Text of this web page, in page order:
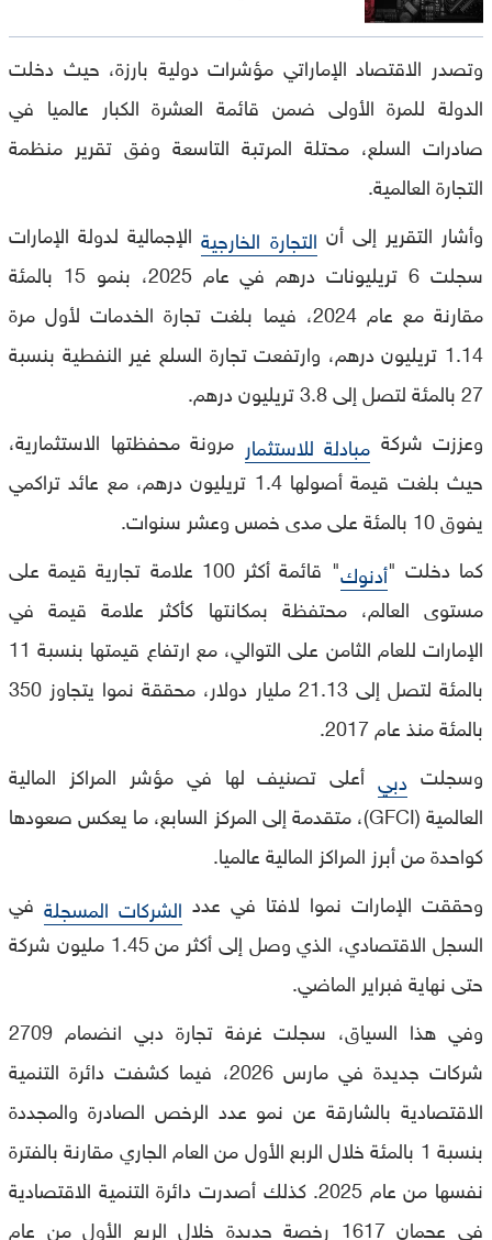
وتصدر الاقتصاد الإماراتي مؤشرات دولية بارزة، حيث دخلت
الدولة للمرة الأولى ضمن قائمة العشرة الكبار عالميا في
صادرات السلع، محتلة المرتبة التاسعة وفق تقرير منظمة
التجارة العالمية.
وأشار التقرير إلى أن التجارة الخارجيةالإجمالية لدولة الإمارات
سجلت 6 تريليونات درهم في عام 2025، بنمو 15 بالمئة
مقارنة مع عام 2024، فيما بلغت تجارة الخدمات لأول مرة
1.14 تريليون درهم، وارتفعت تجارة السلع غير النفطية بنسبة
27 بالمئة لتصل إلى 3.8 تريليون درهم.
وعززت شركة مبادلة للاستثمار مرونة محفظتها الاستثمارية،
حيث بلغت قيمة أصولها 1.4 تريليون درهم، مع عائد تراكمي
يفوق 10 بالمئة على مدى خمس وعشر سنوات.
كما دخلت "أدنوك
" قائمة أكثر 100 علامة تجارية قيمة على
مستوى العالم، محتفظة بمكانتها كأكثر علامة قيمة في
الإمارات للعام الثامن على التوالي، مع ارتفاع قيمتها بنسبة 11
بالمئة لتصل إلى 21.13 مليار دولار، محققة نموا يتجاوز 350
بالمئة منذ عام 2017.
وسجلت دبي أعلى تصنيف لها في مؤشر المراكز المالية
العالمية (GFCI)، متقدمة إلى المركز السابع، ما يعكس صعودها
كواحدة من أبرز المراكز المالية عالميا.
وحققت الإمارات نموا لافتا في عدد الشركات المسجلة في
السجل الاقتصادي، الذي وصل إلى أكثر من 1.45 مليون شركة
حتى نهاية فبراير الماضي.
وفي هذا السياق، سجلت غرفة تجارة دبي انضمام 2709
شركات جديدة في مارس 2026، فيما كشفت دائرة التنمية
الاقتصادية بالشارقة عن نمو عدد الرخص الصادرة والمجددة
بنسبة 1 بالمئة خلال الربع الأول من العام الجاري مقارنة بالفترة
نفسها من عام 2025. كذلك أصدرت دائرة التنمية الاقتصادية
في عجمان 1617 رخصة جديدة خلال الربع الأول من عام